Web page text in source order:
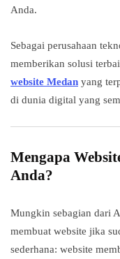
Anda.
Sebagai perusahaan
memberikan solusi
website Medan yang
di dunia digital yang
Mengapa
Anda?
Mungkin sebagian dari
membuat website jika
sederhana: website